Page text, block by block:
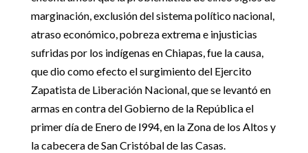
marginación, exclusión del sistema político nacional,
atraso económico, pobreza extrema e injusticias
sufridas por los indígenas en Chiapas, fue la causa,
que dio como efecto el surgimiento del Ejercito
Zapatista de Liberación Nacional, que se levantó en
armas en contra del Gobierno de la República el
primer día de Enero de l994, en la Zona de los Altos y
la cabecera de San Cristóbal de las Casas.